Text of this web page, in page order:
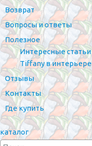
Возврат
Вопросы и ответы
Полезное
Интересные статьи
Tiffany в интерьере
Отзывы
Контакты
Где купить
каталог